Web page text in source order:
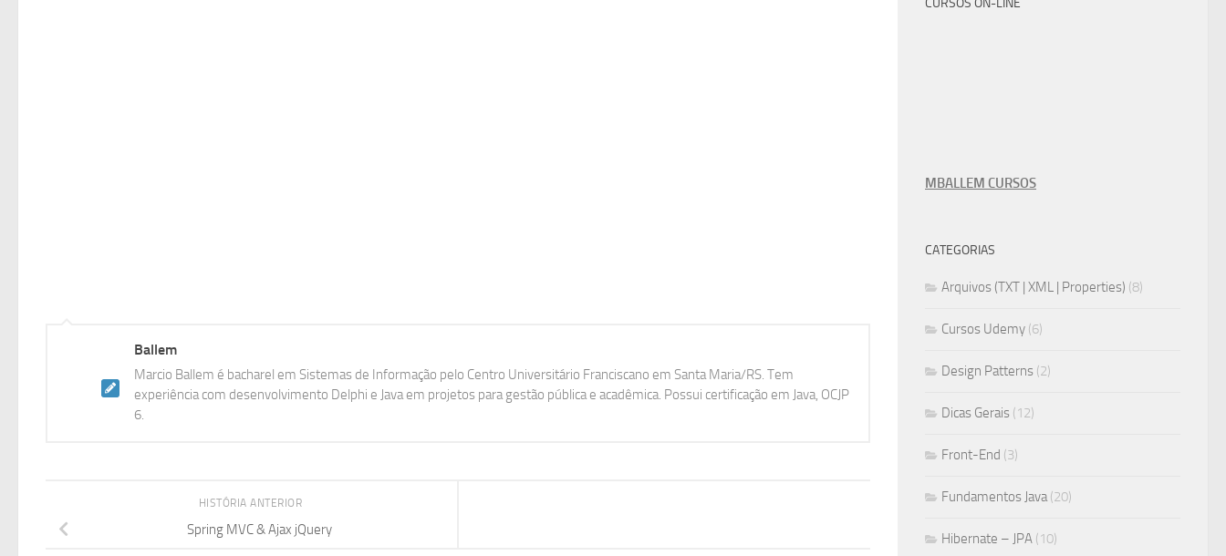
Ballem
Marcio Ballem é bacharel em Sistemas de Informação pelo Centro Universitário Franciscano em Santa Maria/RS. Tem
experiência com desenvolvimento Delphi e Java em projetos para gestão pública e acadêmica. Possui certificação em Java, OCJP
6.
HISTÓRIA ANTERIOR
Spring MVC & Ajax jQuery
CURSOS ON-LINE
MBALLEM CURSOS
CATEGORIAS
Arquivos (TXT | XML | Properties) (8)
Cursos Udemy (6)
Design Patterns (2)
Dicas Gerais (12)
Front-End (3)
Fundamentos Java(20)
Hibernate – JPA (10)